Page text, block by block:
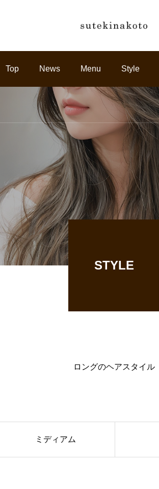
Top News Menu Style
STYLE
ロングのヘアスタイル
ミディアム